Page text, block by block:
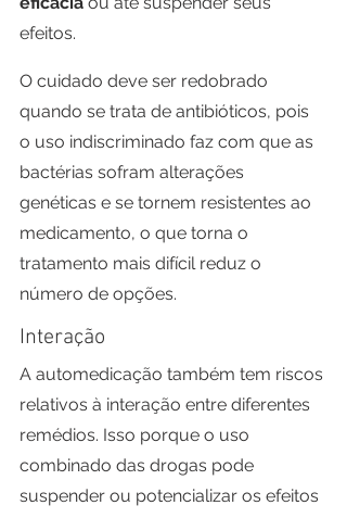
efeitos.
O cuidado deve ser redobrado
quando se trata de antibióticos, pois
o uso indiscriminado faz com que as
bactérias sofram alterações
genéticas e se tornem resistentes ao
medicamento, o que torna o
tratamento mais difícil reduz o
número de opções.
Interação
A automedicação também tem riscos
relativos à interação entre diferentes
remédios. Isso porque o uso
combinado das drogas pode
suspender ou potencializar os efeitos